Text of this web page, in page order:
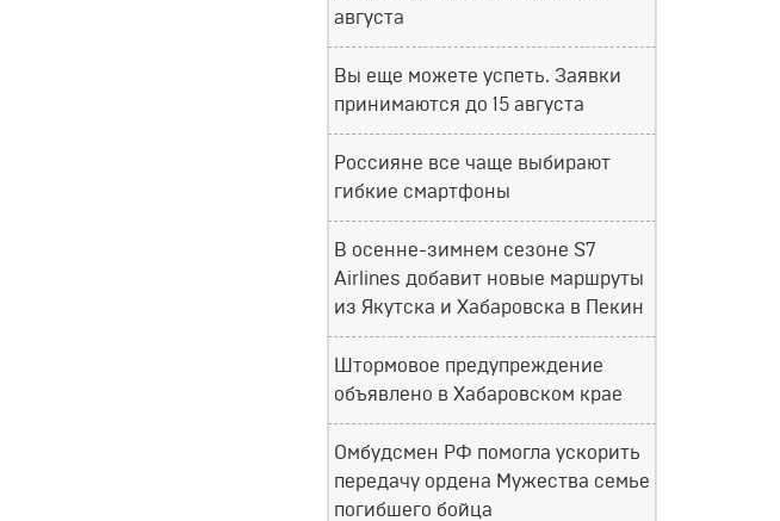
августа
Вы еще можете успеть. Заявки
принимаются до 15 августа
Россияне все чаще выбирают
гибкие смартфоны
В осенне-зимнем сезоне S7
Airlines добавит новые маршруты
из Якутска и Хабаровска в Пекин
Штормовое предупреждение
объявлено в Хабаровском крае
Омбудсмен РФ помогла ускорить
передачу ордена Мужества семье
погибшего бойца